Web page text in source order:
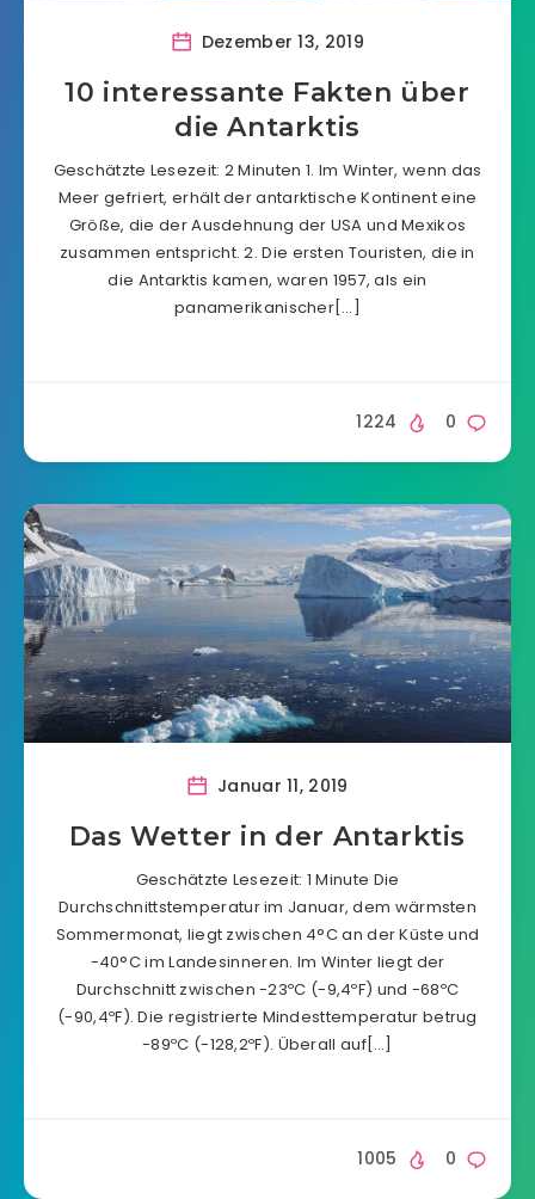
Dezember 13, 2019
10 interessante Fakten über
die Antarktis
Geschätzte Lesezeit: 2 Minuten 1. Im Winter, wenn das
Meer gefriert, erhält der antarktische Kontinent eine
Größe, die der Ausdehnung der USA und Mexikos
zusammen entspricht. 2. Die ersten Touristen, die in
die Antarktis kamen, waren 1957, als ein
panamerikanischer[…]
0
1224
Januar 11, 2019
Das Wetter in der Antarktis
Geschätzte Lesezeit: 1 Minute Die
Durchschnittstemperatur im Januar, dem wärmsten
Sommermonat, liegt zwischen 4°C an der Küste und
-40°C im Landesinneren. Im Winter liegt der
Durchschnitt zwischen -23ºC (-9,4ºF) und -68ºC
(-90,4ºF). Die registrierte Mindesttemperatur betrug
-89ºC (-128,2ºF). Überall auf[…]
0
1005